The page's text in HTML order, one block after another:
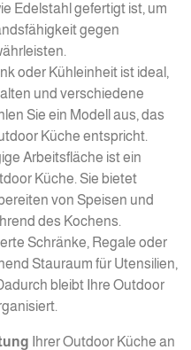
Edelstahl gefertigt ist, um
gegen
oder Kühleinheit ist ideal,
und verschiedene
Sie ein Modell aus, das
Küche entspricht.
Arbeitsfläche ist ein
Küche. Sie bietet
von Speisen und
des Kochens.
Schränke, Regale oder
Stauraum für Utensilien,
bleibt Ihre Outdoor
Ihrer Outdoor Küche an